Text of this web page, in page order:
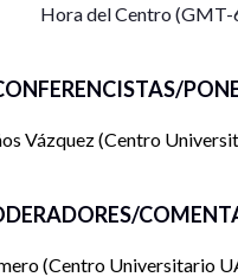
Hora del Centro (GMT-
Vázquez Centro
Centro Universitario